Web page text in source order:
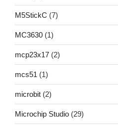
M5StickC (7)
MC3630 (1)
mcp23x17 (2)
mcs51 (1)
microbit (2)
Microchip Studio (29)